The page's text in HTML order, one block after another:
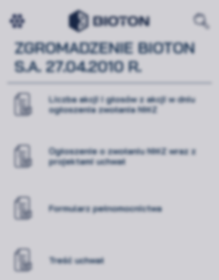
NADZWYCZAJNE WALNE
ZGROMADZENIE BIOTON
S.A. 27.04.2010 R.
Liczba akcji i głosów z akcji w dniu
ogłoszenia zwołania NWZ
Ogłoszenie o zwołaniu NWZ wraz z
projektami uchwał
Formularz pełnomocnictwa
Treść uchwał